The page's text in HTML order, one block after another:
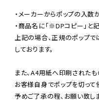
・メーカーからポップの入
・商品名に「※DPコピー」と
上記の場合、正規のポップで
しております。
また、A4用紙へ印刷されたも
お客様自身でポップを切って
予めご了承の程、お願い致しま